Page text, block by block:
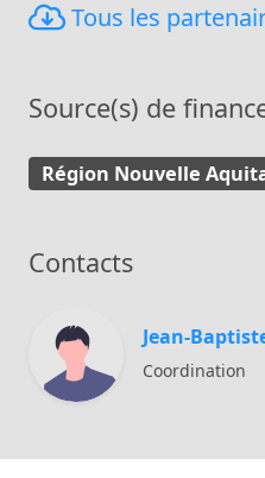
Tous les
Source(s) de
Région Nouvelle
Contacts
Jean-
Coordination